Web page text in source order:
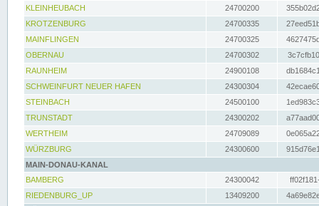
KLEINHEUBACH 24700200
KROTZENBURG
24700335
MAINFLINGEN
24700325
OBERNAU
24700302
RAUNHEIM
24900108
SCHWEINFURT NEUER HAFEN
24300304
STEINBACH
24500100
TRUNSTADT
24300202
WERTHEIM
24709089
WÜRZBURG
24300600
MAIN-DONAU-KANAL
BAMBERG
24300042
RIEDENBURG_UP
13409200